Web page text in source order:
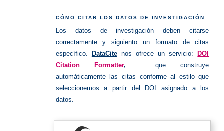
CÓMO CITAR LOS DATOS DE INVESTIGACIÓN
Los datos de investigación deben citarse
correctamente y siguiento un formato de citas
específico.
DataCite nos ofrece un servicio:
DOI
Citation Formatter, que construye
automáticamente las citas conforme al estilo que
seleccionemos a partir del DOI asignado a los
datos.